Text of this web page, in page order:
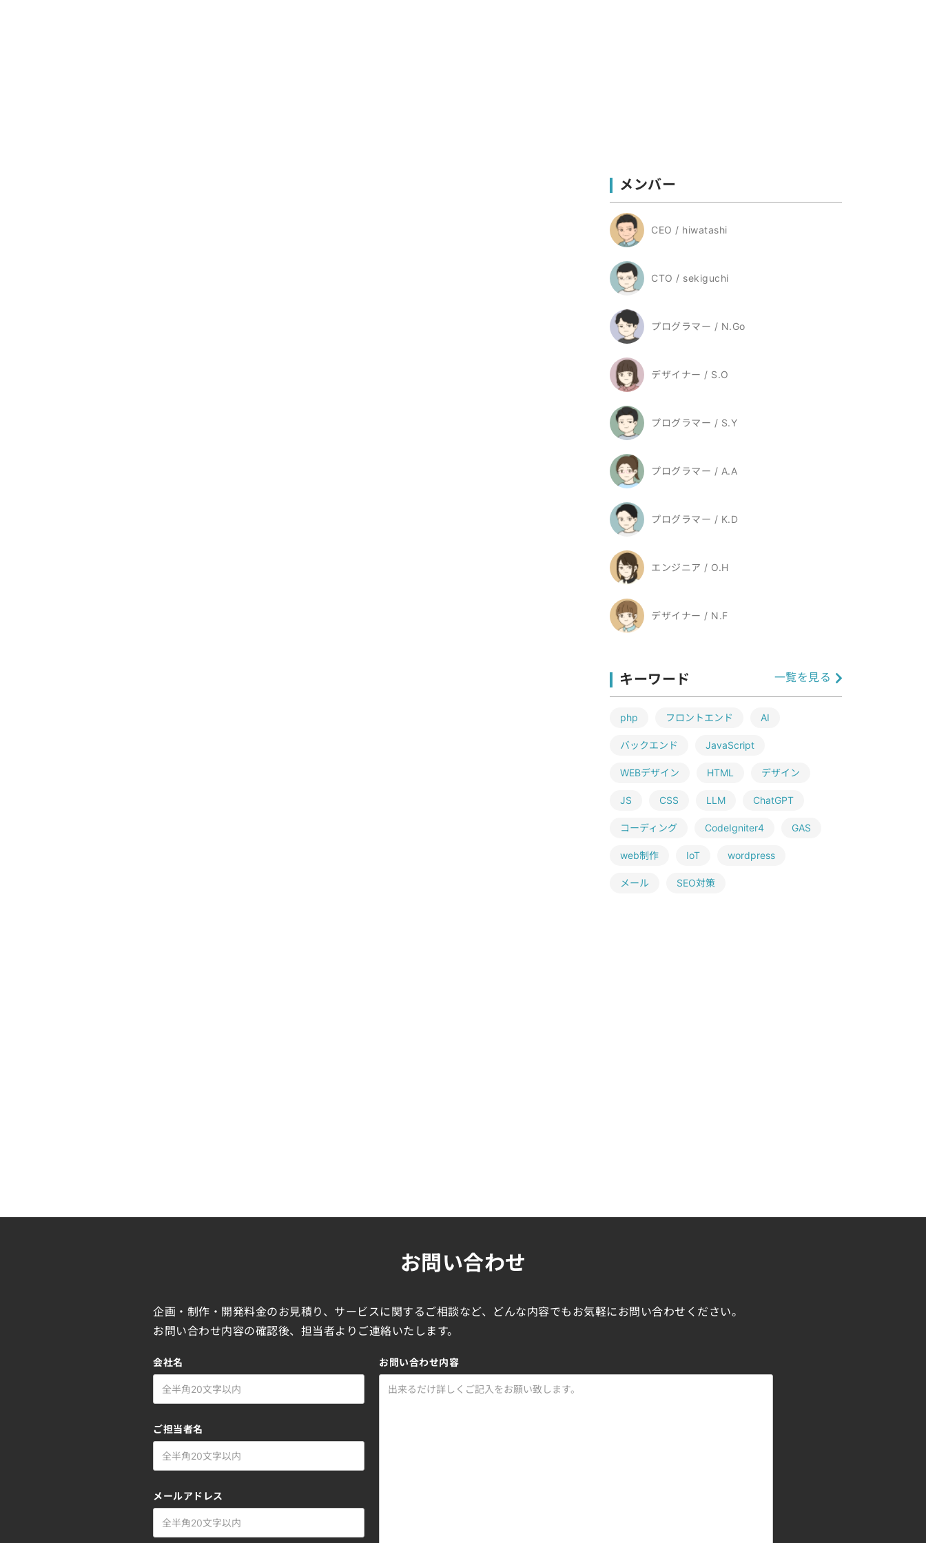
メンバー
CEO / hiwatashi
CTO / sekiguchi
プログラマー / N.Go
デザイナー / S.O
プログラマー / S.Y
プログラマー / A.A
プログラマー / K.D
エンジニア / O.H
デザイナー / N.F
キーワード
php フロントエンド AI
バックエンド JavaScript
WEBデザイン HTML デザイン
JS CSS LLM ChatGPT
コーディング CodeIgniter4 GAS
web制作 IoT wordpress
メール SEO対策
一覧を見る
お問い合わせ
企画・制作・開発料金のお見積り、サービスに関するご相談など、どんな内容でもお気軽にお問い合わせください。
お問い合わせ内容の確認後、担当者よりご連絡いたします。
会社名
ご担当者名
メールアドレス
お問い合わせ内容